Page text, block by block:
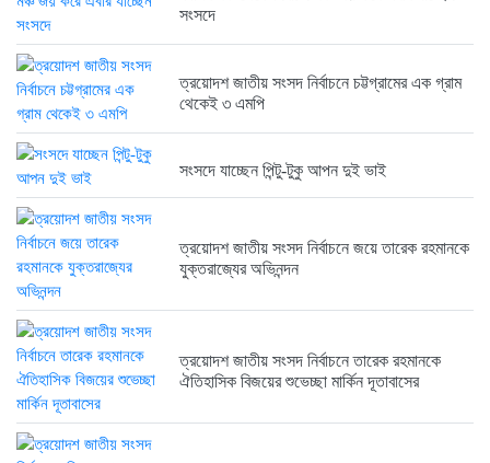
ত্রয়োদশ জাতীয় সংসদ নির্বাচনে তারেক...
6 months আগে
ত্রয়োদশ জাতীয় সংসদ নির্বাচনের বিজয়ে...
6 months আগে
ত্রয়োদশ জাতীয় সংসদ নির্বাচনে বিজয়...
6 months আগে
ত্রয়োদশ জাতীয় সংসদ নির্বাচনের বিজয়ে...
6 months আগে
সংসদে
ত্রয়োদশ জাতীয় সংসদ নির্বাচনে চট্টগ্রামের এক গ্রাম
থেকেই ৩ এমপি
সংসদে যাচ্ছেন পিন্টু-টুকু আপন দুই ভাই
ত্রয়োদশ জাতীয় সংসদ নির্বাচনে জয়ে তারেক রহমানকে
যুক্তরাজ্যের অভিনন্দন
ত্রয়োদশ জাতীয় সংসদ নির্বাচনে তারেক রহমানকে
ঐতিহাসিক বিজয়ের শুভেচ্ছা মার্কিন দূতাবাসের